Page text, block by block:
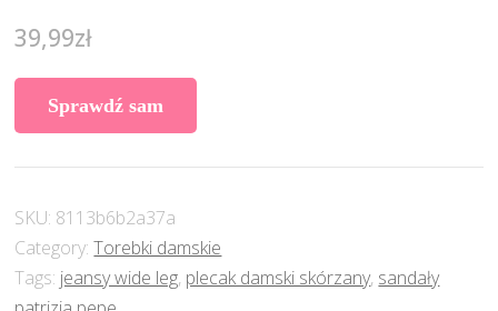
39,99zł
Sprawdź sam
SKU: 8113b6b2a37a
Category:Torebki damskie
Tags: jeansy wide leg, plecak damski skórzany, sandały